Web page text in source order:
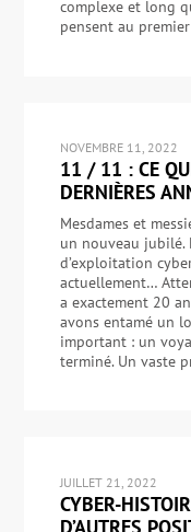
complexe et long
pensent au
NOVEMBRE 11, 2022
11 / 11 : CE
DERNIÈRES
Mesdames et
un nouveau jubilé.
d’exploitation
actuellement…
a exactement 20
avons entamé un
important : un
terminé. Un vaste
JUILLET 21, 2022
CYBER-
D’AUTRES